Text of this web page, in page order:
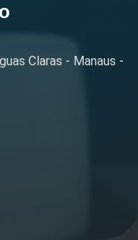
Claras - Manaus -